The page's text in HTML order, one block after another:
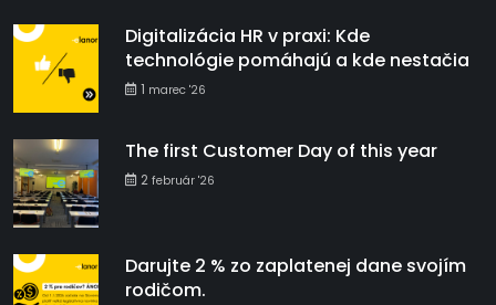
Digitalizácia HR v praxi: Kde
technológie pomáhajú a kde nestačia
1 marec '26
The first Customer Day of this year
2 február '26
Darujte 2 % zo zaplatenej dane svojím
rodičom.